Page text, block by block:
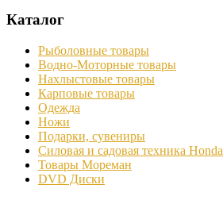
Каталог
Рыболовные товары
Водно-Моторные товары
Нахлыстовые товары
Карповые товары
Одежда
Ножи
Подарки, сувениры
Силовая и садовая техника Honda
Товары Мореман
DVD Диски